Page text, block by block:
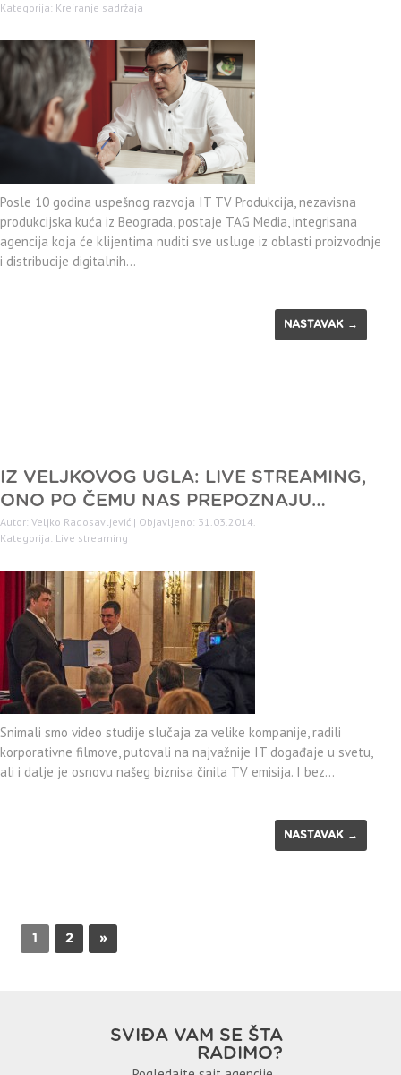
Kategorija: Kreiranje sadržaja
Posle 10 godina uspešnog razvoja IT TV Produkcija, nezavisna
produkcijska kuća iz Beograda, postaje TAG Media, integrisana
agencija koja će klijentima nuditi sve usluge iz oblasti proizvodnje
i distribucije digitalnih…
NASTAVAK →
IZ VELJKOVOG UGLA: LIVE STREAMING,
ONO PO ČEMU NAS PREPOZNAJU…
Autor: Veljko Radosavljević | Objavljeno: 31.03.2014.
Kategorija: Live streaming
Snimali smo video studije slučaja za velike kompanije, radili
korporativne filmove, putovali na najvažnije IT događaje u svetu,
ali i dalje je osnovu našeg biznisa činila TV emisija. I bez…
NASTAVAK →
1 2 »
SVIĐA VAM SE ŠTA
RADIMO?